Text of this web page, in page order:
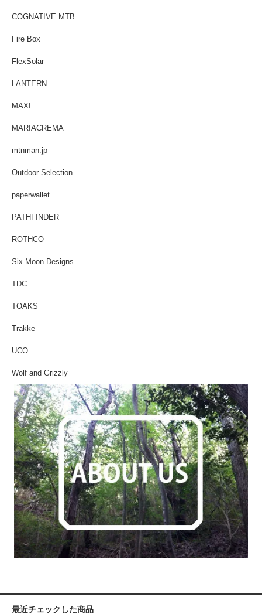
COGNATIVE MTB
Fire Box
FlexSolar
LANTERN
MAXI
MARIACREMA
mtnman.jp
Outdoor Selection
paperwallet
PATHFINDER
ROTHCO
Six Moon Designs
TDC
TOAKS
Trakke
UCO
Wolf and Grizzly
最近チェックした商品